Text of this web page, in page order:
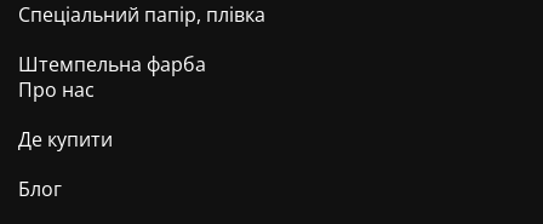
Спеціальний папір, плівка
Штемпельна фарба
Про нас
Де купити
Блог